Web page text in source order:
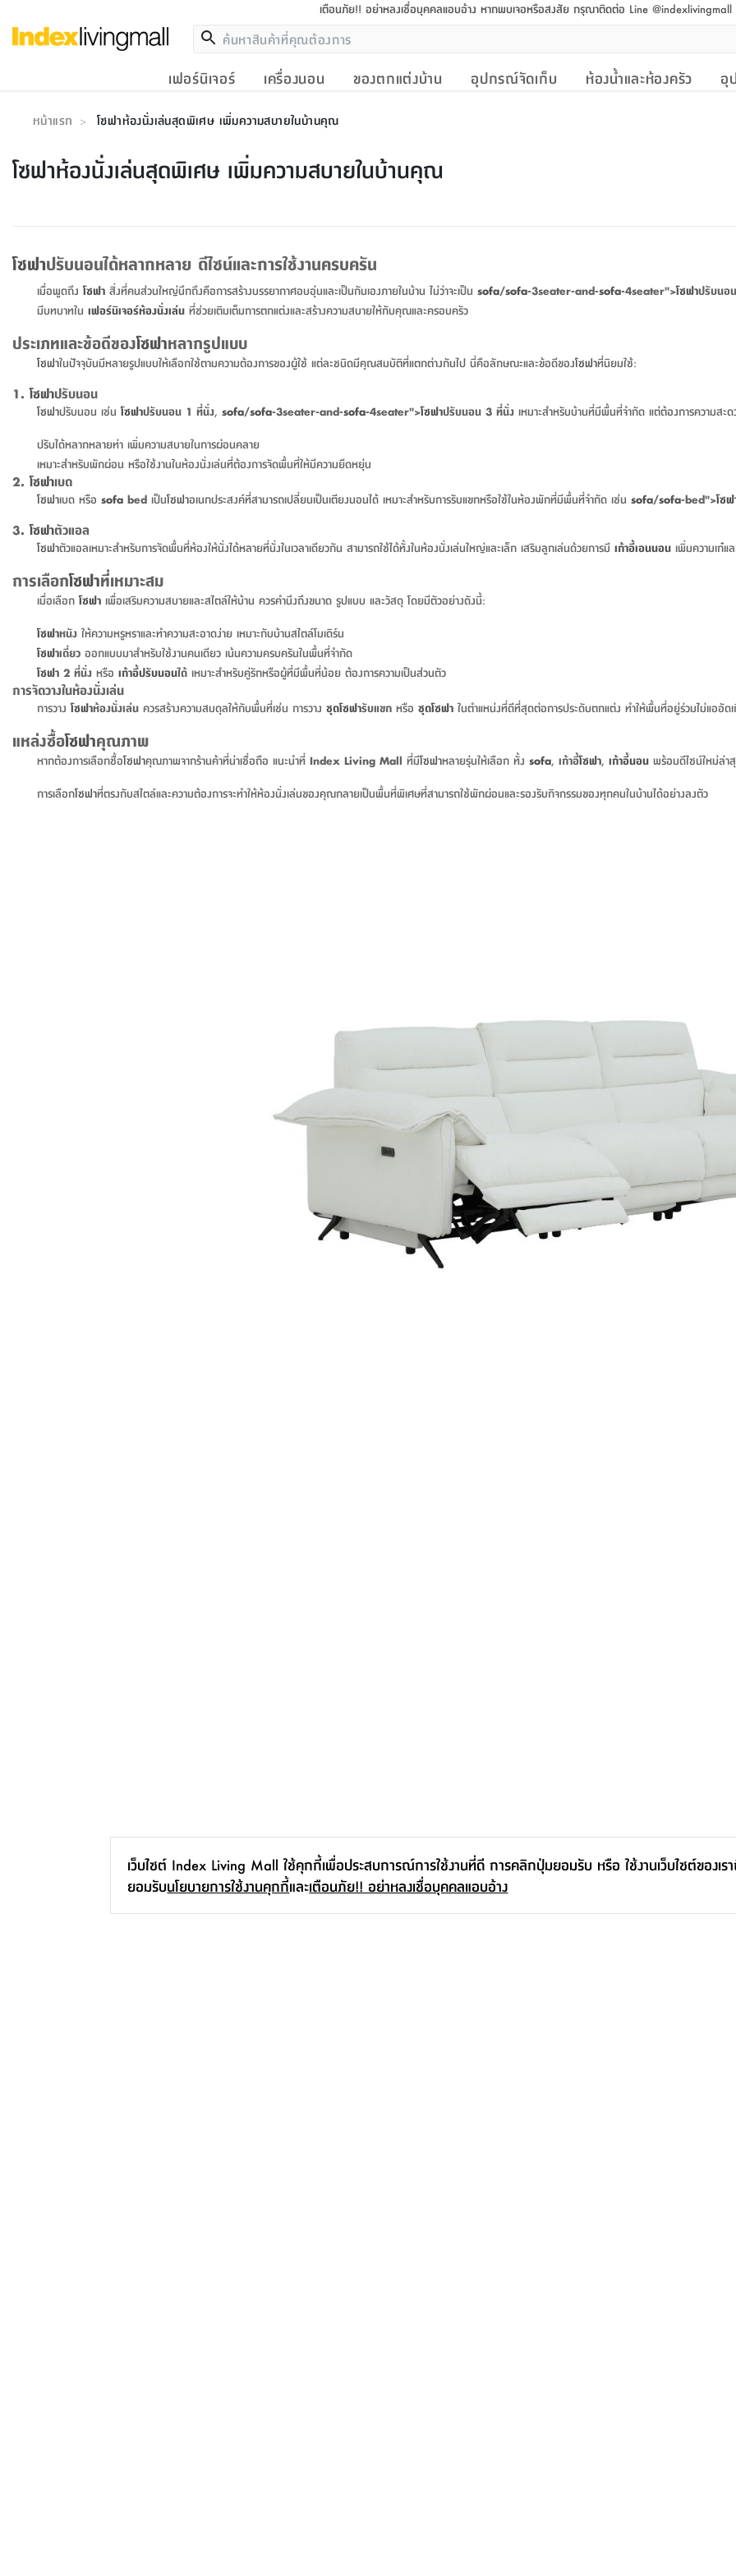
เตือนภัย!! อย่าหลงเชื่อบุคคลแอบอ้าง หากพบเจอหรือสงสัย กรุณาติดต่อ Line
เฟอร์นิเจอร์ เครื่องนอน ของตกแต่งบ้าน อุปกรณ์จัดเก็บ ห้องน้ำและห้องครัว อุ
หน้าแรก > โซฟาห้องนั่งเล่นสุดพิเศษ เพิ่มความสบายในบ้านคุณ
โซฟาห้องนั่งเล่นสุดพิเศษ เพิ่มความสบายในบ้านคุณ
โซฟาปรับนอนได้หลากหลาย ดีไซน์และการใช้งานครบครัน
เมื่อพูดถึงโซฟา สิ่งที่คนส่วนใหญ่นึกถึงคือการสร้างบรรยากาศอบอุ่นและเป็นกันเองภายในบ้าน ไม่ว่าจะเป็น sofa/sofa-3seater-and-sofa-4seater">โซฟาปรับนอ
มีบทบาทใน เฟอร์นิเจอร์ห้องนั่งเล่น ที่ช่วยเติมเต็มการตกแต่งและสร้างความสบายให้กับคุณและครอบครัว
ประเภทและข้อดีของโซฟาหลากรูปแบบ
โซฟาในปัจจุบันมีหลายรูปแบบให้เลือกใช้ตามความต้องการของผู้ใช้ แต่ละชนิดมีคุณสมบัติที่แตกต่างกันไป นี่คือลักษณะและข้อดีของโซฟาที่นิยมใช้:
1.โซฟาปรับนอน
โซฟาปรับนอน เช่นโซฟาปรับนอน 1 ที่นั่ง, sofa/sofa-3seater-and-sofa-4seater">โซฟาปรับนอน 3 ที่นั่ง เหมาะสำหรับบ้านที่มีพื้นที่จำกัด แต่ต้องการความสะ
ปรับได้หลากหลายท่า เพิ่มความสบายในการผ่อนคลาย
เหมาะสำหรับพักผ่อน หรือใช้งานในห้องนั่งเล่นที่ต้องการจัดพื้นที่ให้มีความยืดหยุ่น
2.โซฟาเบด
โซฟาเบด หรือ sofa bed เป็นโซฟาอเนกประสงค์ที่สามารถเปลี่ยนเป็นเตียงนอนได้ เหมาะสำหรับการรับแขกหรือใช้ในห้องพักที่มีพื้นที่จำกัด เช่น sofa/sofa-bed">โซฟ
3.โซฟาตัวแอล
โซฟาตัวแอลเหมาะสำหรับการจัดพื้นที่ห้องให้นั่งได้หลายที่นั่งในเวลาเดียวกัน สามารถใช้ได้ทั้งในห้องนั่งเล่นใหญ่และเล็ก เสริมลูกเล่นด้วยการมี เก้าอี้เอนนอน เพิ่มความเก๋แ
การเลือกโซฟาที่เหมาะสม
เมื่อเลือกโซฟา เพื่อเสริมความสบายและสไตล์ให้บ้าน ควรคำนึงถึงขนาด รูปแบบ และวัสดุ โดยมีตัวอย่างดังนี้:
โซฟาหนัง ให้ความหรูหราและทำความสะอาดง่าย เหมาะกับบ้านสไตล์โมเดิร์น
โซฟาเดี่ยว ออกแบบมาสำหรับใช้งานคนเดียว เน้นความครบครันในพื้นที่จำกัด
โซฟา 2 ที่นั่ง หรือ เก้าอี้ปรับนอนได้ เหมาะสำหรับคู่รักหรือผู้ที่มีพื้นที่น้อย ต้องการความเป็นส่วนตัว
การจัดวางในห้องนั่งเล่น
การวางโซฟาห้องนั่งเล่น ควรสร้างความสมดุลให้กับพื้นที่เช่น การวาง ชุดโซฟารับแขก หรือ ชุดโซฟา ในตำแหน่งที่ดีที่สุดต่อการประดับตกแต่ง ทำให้พื้นที่อยู่ร่วมไม่แออัด
แหล่งซื้อโซฟาคุณภาพ
หากต้องการเลือกซื้อโซฟาคุณภาพจากร้านค้าที่น่าเชื่อถือ แนะนำที่ Index Living Mall ที่มีโซฟาหลายรุ่นให้เลือก ทั้ง sofa, เก้าอี้โซฟา, เก้าอี้นอน พร้อมดีไซน์ใหม่ล่า
การเลือกโซฟาที่ตรงกับสไตล์และความต้องการจะทำให้ห้องนั่งเล่นของคุณกลายเป็นพื้นที่พิเศษที่สามารถใช้พักผ่อนและรองรับกิจกรรมของทุกคนในบ้านได้อย่างลงตัว
เว็บไซต์ Index Living Mall ใช้คุกกี้เพื่อประสบการณ์การใช้งานที่ดี การคลิกปุ่มยอมรับ หรือ ใช้งานเว็บไซต์ของเร
ยอมรับนโยบายการใช้งานคุกกี้และเตือนภัย!! อย่าหลงเชื่อบุคคลแอบอ้าง